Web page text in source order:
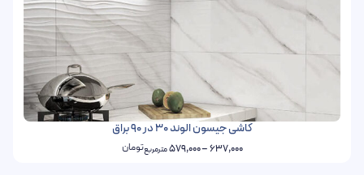
کاشی جیسون الوند 30 در 90 براق
637,000
–
579,000مترمربعتومان